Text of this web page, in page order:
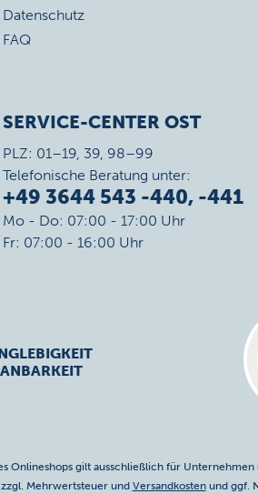
Datenschutz
FAQ
SERVICE-CENTER OST
PLZ: 01–19, 39, 98–99
Telefonische Beratung unter:
+49 3644 543 -440, -441
Mo - Do: 07:00 - 17:00 Uhr
Fr: 07:00 - 16:00 Uhr
Onlineshops gilt ausschließlich für
Mehrwertsteuer und Versandkostenund ggf.